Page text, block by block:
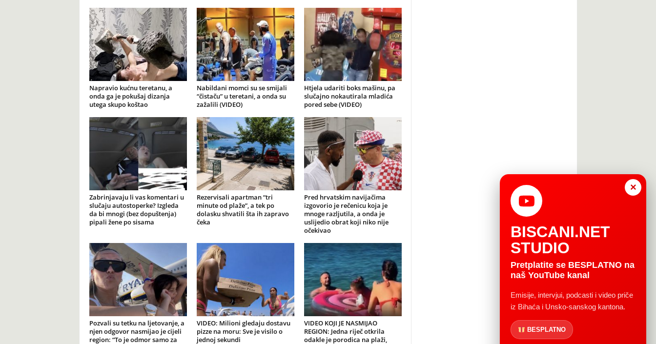
Napravio kućnu teretanu, a
onda ga je pokušaj dizanja
utega skupo koštao
Nabildani momci su se smijali
“čistaču” u teretani, a onda su
zažalili (VIDEO)
Htjela udariti boks mašinu, pa
slučajno nokautirala mladića
pored sebe (VIDEO)
Zabrinjavaju li vas komentari u
slučaju autostoperke? Izgleda
da bi mnogi (bez dopuštenja)
pipali žene po sisama
Rezervisali apartman “tri
minute od plaže”, a tek po
dolasku shvatili šta ih zapravo
čeka
Pred hrvatskim navijačima
izgovorio je rečenicu koja je
mnoge razljutila, a onda je
uslijedio obrat koji niko nije
očekivao
Pozvali su tetku na ljetovanje, a
njen odgovor nasmijao je cijeli
region: “To je odmor samo za
VIDEO: Milioni gledaju dostavu
pizze na moru: Sve je visilo o
jednoj sekundi
VIDEO KOJI JE NASMIJAO
REGION: Jedna riječ otkrila
odakle je porodica na plaži,
×
BISCANI.NET
STUDIO
Pretplatite se BESPLATNO na
naš YouTube kanal
Emisije, intervjui, podcasti i video priče
iz Bihaća i Unsko-sanskog kantona.
BESPLATNO